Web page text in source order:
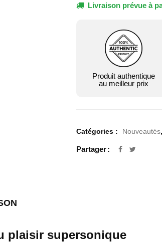
Livraison prévue à
Produit authentique
au meilleur prix
Catégories : Nouveautés,
Partager
plaisir supersonique